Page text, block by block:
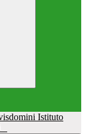
Istituto